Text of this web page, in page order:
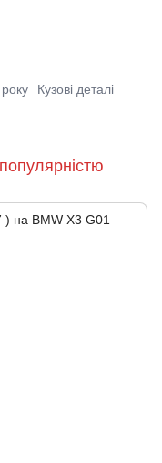
Кузові деталі